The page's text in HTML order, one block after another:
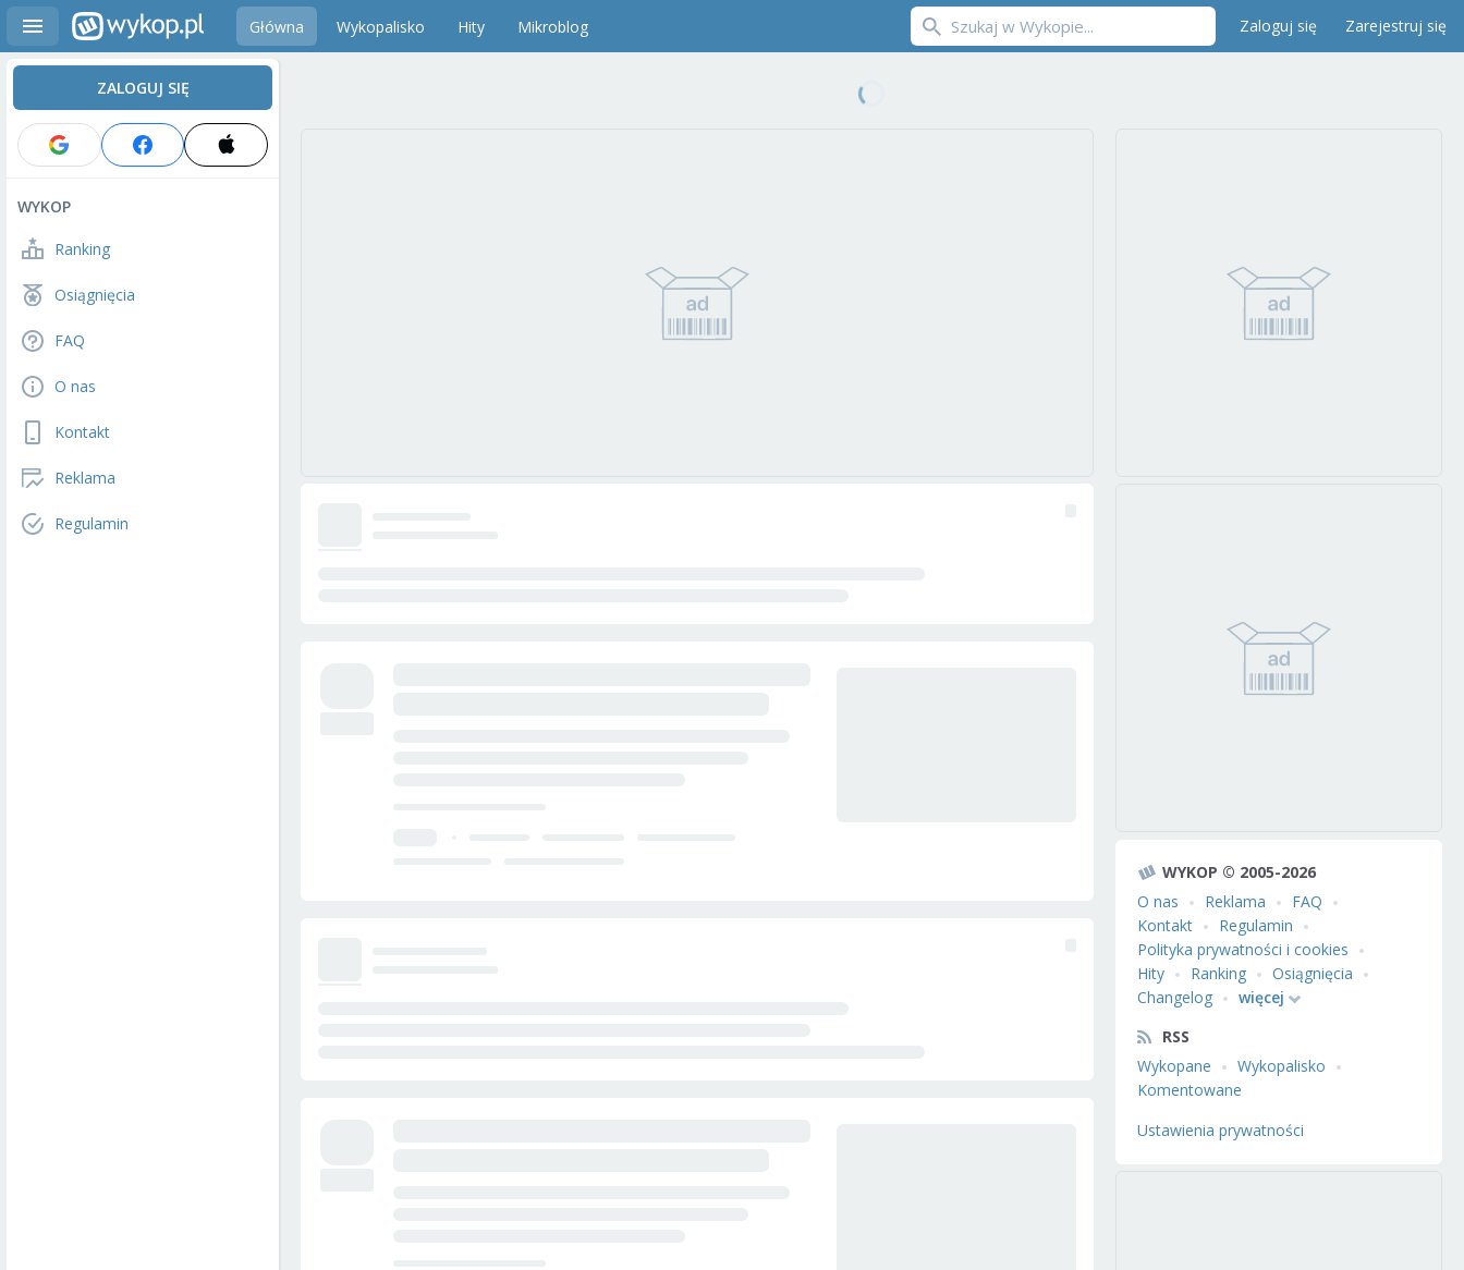
Główna Wykopalisko Hity Mikroblog Zaloguj się Zarejestruj się
ZALOGUJ SIĘ
WYKOP
Ranking
Osiągnięcia
FAQ
O nas
Kontakt
Reklama
Regulamin
WYKOP © 2005-2026
O nas
Reklama
FAQ
Kontakt
Regulamin
Polityka prywatności i cookies
Hity
Ranking
Osiągnięcia
Changelog
więcej
RSS
Wykopane
Wykopalisko
Komentowane
Ustawienia prywatności